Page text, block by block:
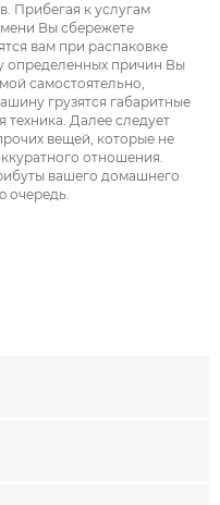
Прибегая к услугам
Вы сбережете
вам при распаковке
определенных причин Вы
самостоятельно,
грузятся габаритные
техника. Далее следует
вещей, которые не
отношения.
вашего домашнего
очередь.